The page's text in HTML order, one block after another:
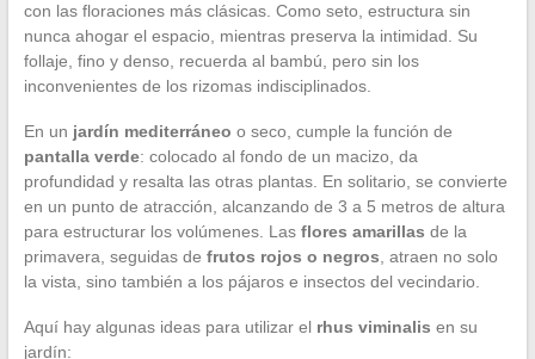
con las floraciones más clásicas. Como seto, estructura sin
nunca ahogar el espacio, mientras preserva la intimidad. Su
follaje, fino y denso, recuerda al bambú, pero sin los
inconvenientes de los rizomas indisciplinados.
En un jardín mediterráneo o seco, cumple la función de
pantalla verde: colocado al fondo de un macizo, da
profundidad y resalta las otras plantas. En solitario, se convierte
en un punto de atracción, alcanzando de 3 a 5 metros de altura
para estructurar los volúmenes. Las flores amarillas de la
primavera, seguidas de frutos rojos o negros , atraen no solo
la vista, sino también a los pájaros e insectos del vecindario.
Aquí hay algunas ideas para utilizar el rhus viminalis en su
jardín: